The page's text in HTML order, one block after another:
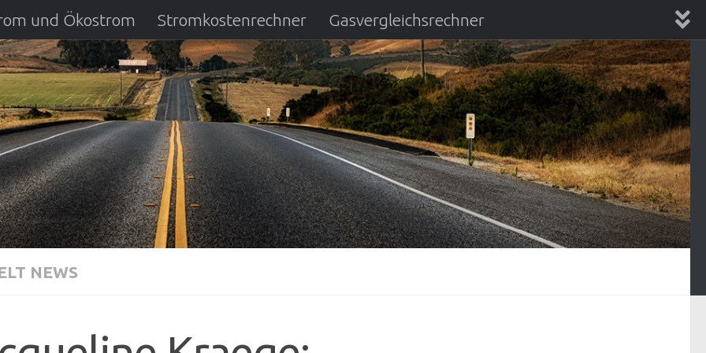
und Ökostrom Stromkostenrechner Gasvergleichsrechner
DSL Anbietervergleich Kreditvergleichsrechner
NEWS